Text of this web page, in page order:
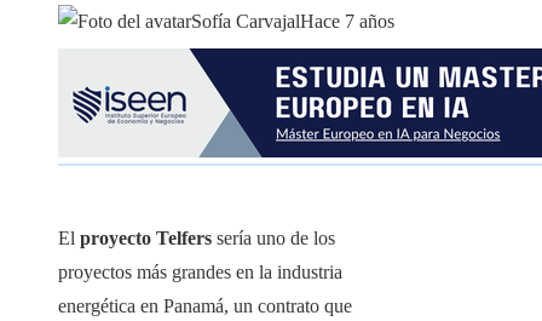
Sofía CarvajalHace 7 años
El proyecto Telfers sería uno de los
proyectos más grandes en la industria
energética en Panamá, un contrato que